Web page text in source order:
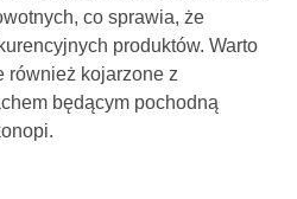
co sprawia, że
produktów. Warto
również kojarzone z
będącym pochodną